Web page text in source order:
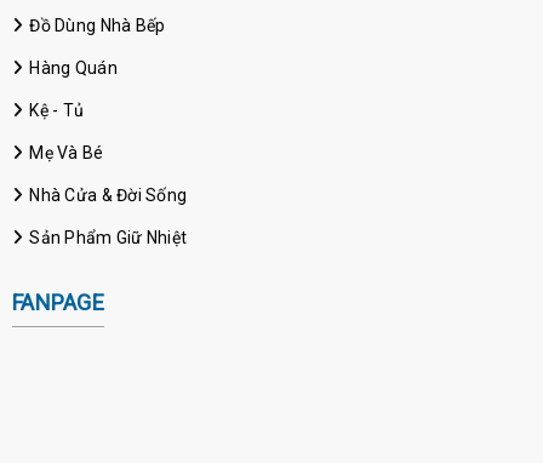
Đồ Dùng Nhà Bếp
Hàng Quán
Kệ - Tủ
Mẹ Và Bé
Nhà Cửa & Đời Sống
Sản Phẩm Giữ Nhiệt
FANPAGE